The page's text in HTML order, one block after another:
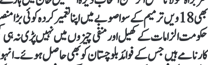
بھی 18ویں ترمیم کے سوا صوبے میں اپنا تعمیر کردہ کوئی
کارنامے ہیں جس کے فوائد بلوچستان کو بھی حاصل ہوئے۔